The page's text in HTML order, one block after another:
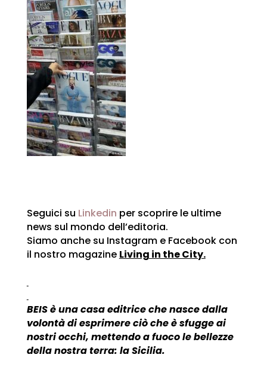
Seguici su Linkedin per scoprire le ultime
news sul mondo dell’editoria.
Siamo anche su Instagram e Facebook con
il nostro magazine Living in the City.
BEIS è una casa editrice che nasce dalla
volontà di esprimere ciò che è sfugge ai
nostri occhi, mettendo a fuoco le bellezze
della nostra terra: la Sicilia.